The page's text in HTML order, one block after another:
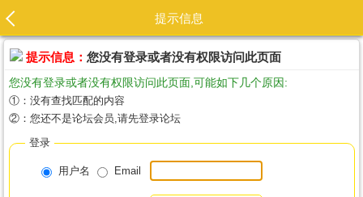
提示信息
提示信息： 您没有登录或者没有权限访问此页面
您没有登录或者没有权限访问此页面,可能如下几个原因:
①：没有查找匹配的内容
②：您还不是论坛会员,请先登录论坛
登录
用户名 Email